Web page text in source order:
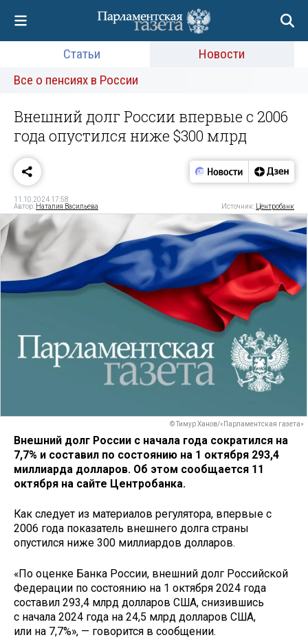
Статьи
Новости
Все о пенсиях в России
Внешний долг России впервые с 2006
года опустился ниже $300 млрд
11.10.2024 17:58
Автор: Наталия Васильева Источник: Центробанк
© Тимур Ханов/«Парламентская газета»
Внешний долг России с начала года сократился на
7,7% и составил по состоянию на 1 октября 293,4
миллиарда долларов. Об этом сообщается 11
октября на сайте Центробанка.
Как следует из материалов регулятора, впервые с
2006 года показатель внешнего долга страны
опустился ниже 300 миллиардов долларов.
«По оценке Банка России, внешний долг Российской
Федерации по состоянию на 1 октября 2024 года
составил 293,4 млрд долларов США, снизившись
с начала 2024 года на 24,5 млрд долларов США,
или на 7,7%», — говорится в сообщении.